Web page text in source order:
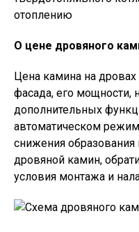
О цене дровяного
Цена камина на дровах
фасада, его мощности,
дополнительных
автоматическом
снижения образования
дровяной камин,
условия монтажа и